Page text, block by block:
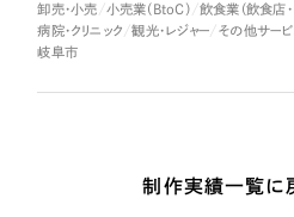
卸売・小売 小売業（BtoC） 飲食業（飲食店・
病院・クリニック
観光・レジャー その他サー
岐阜市
制作実績一覧に